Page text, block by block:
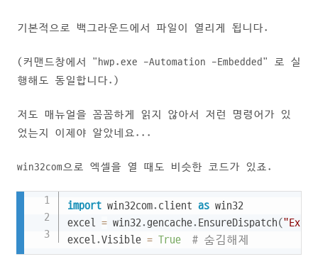
기본적으로 백그라운드에서 파일이 열리게 됩니다.
(커맨드창에서 "hwp.exe -Automation -Embedded" 로 실
행해도 동일합니다.)
저도 매뉴얼을 꼼꼼하게 읽지 않아서 저런 명령어가 있
었는지 이제야 알았네요...
win32com으로 엑셀을 열 때도 비슷한 코드가 있죠.
import win32com. client as win32
excel = win32.gencache. EnsureDispatch(
excel.Visible = True # 숨김해제